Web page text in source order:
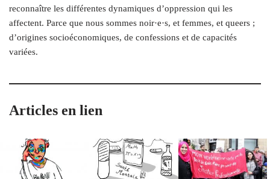
reconnaître les différentes dynamiques d’oppression qui les
affectent. Parce que nous sommes noir·e·s, et femmes, et queers ;
d’origines socioéconomiques, de confessions et de capacités
variées.
Articles en lien